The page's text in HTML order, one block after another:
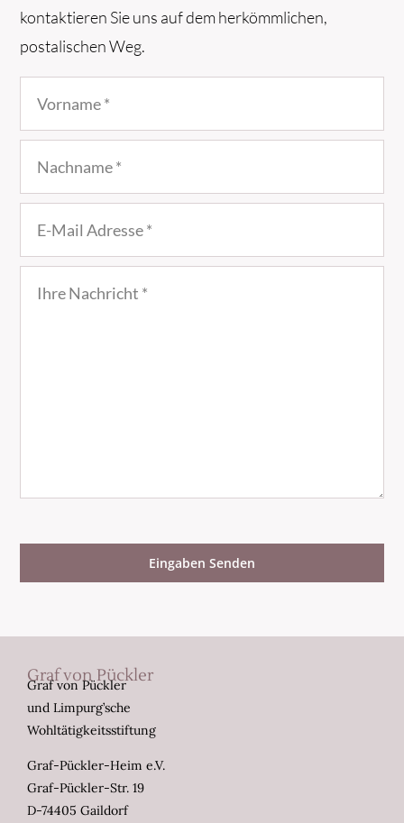
kontaktieren Sie uns auf dem herkömmlichen,
postalischen Weg.
Eingaben Senden
Graf von Pückler
Graf von Pückler
und Limpurg’sche
Wohltätigkeitsstiftung
Graf-Pückler-Heim e.V.
Graf-Pückler-Str. 19
D-74405 Gaildorf